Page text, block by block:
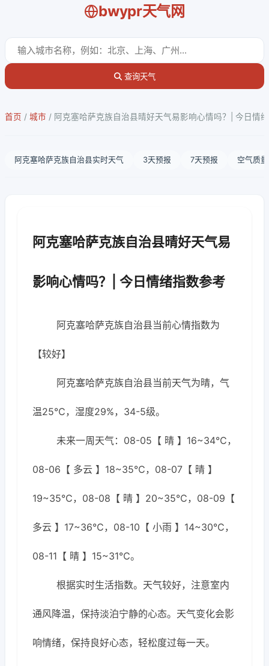
bwypr天气网
查询天气
首页 / 城市 / 阿克塞哈萨克族自治县晴好天气易影响心情吗？| 今日情
阿克塞哈萨克族自治县实时天气 3天预报 7天预报 空气质量
阿克塞哈萨克族自治县晴好天气易
影响心情吗？| 今日情绪指数参考
阿克塞哈萨克族自治县当前心情指数为
【较好】
阿克塞哈萨克族自治县当前天气为晴，气
温25℃，湿度29%，34-5级。
未来一周天气：08-05【 晴 】16~34℃，
08-06【 多云 】18~35℃，08-07【 晴 】
19~35℃，08-08【 晴 】20~35℃，08-09【
多云 】17~36℃，08-10【 小雨 】14~30℃，
08-11【 晴 】15~31℃。
根据实时生活指数。天气较好，注意室内
通风降温，保持淡泊宁静的心态。天气变化会影
响情绪，保持良好心态，轻松度过每一天。